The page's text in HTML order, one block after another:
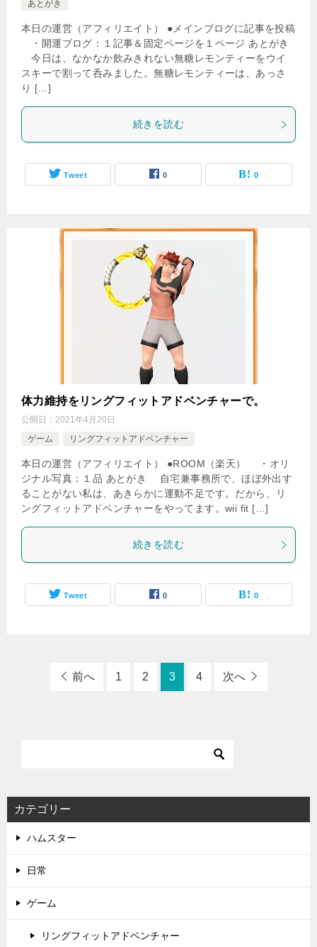
あとがき
本日の運営（アフィリエイト） ●メインブログに記事を投稿
・開運ブログ：１記事＆固定ページを１ページ あとがき
今日は、なかなか飲みきれない無糖レモンティーをウイ
スキーで割って呑みました。無糖レモンティーは、あっさ
り […]
続きを読む
Tweet 0 0
体力維持をリングフィットアドベンチャーで。
公開日： 2021年4月20日
ゲーム
リングフィットアドベンチャー
本日の運営（アフィリエイト） ●ROOM（楽天） ・オリ
ジナル写真：１品 あとがき 自宅兼事務所で、ほぼ外出す
ることがない私は、あきらかに運動不足です。だから、リ
ングフィットアドベンチャーをやってます。wii fit […]
続きを読む
Tweet 0 0
前へ 1 2 3 4 次へ
カテゴリー
ハムスター
日常
ゲーム
リングフィットアドベンチャー